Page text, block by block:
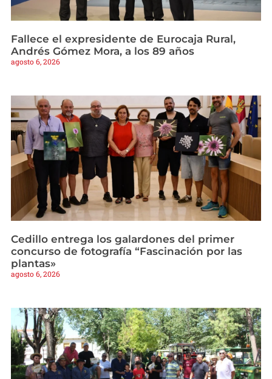
Fallece el expresidente de Eurocaja Rural,
Andrés Gómez Mora, a los 89 años
agosto 6, 2026
Cedillo entrega los galardones del primer
concurso de fotografía “Fascinación por las
plantas»
agosto 6, 2026